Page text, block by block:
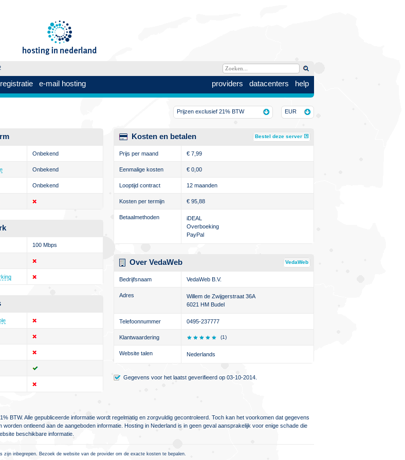
providers datacenters help
e-mail hosting
EUR
Prijzen exclusief 21% BTW
Onbekend
Onbekend
Onbekend
100 Mbps
Kosten en betalen Bestel deze server
Prijs per maand € 7,99
Eenmalige kosten € 0,00
Looptijd contract 12 maanden
Kosten per termijn € 95,88
Betaalmethoden
iDEAL
Overboeking
PayPal
Over VedaWeb VedaWeb
Bedrijfsnaam VedaWeb B.V.
Adres
Willem de Zwijgerstraat 36A
6021 HM Budel
Telefoonnummer 0495-237777
Klantwaardering (1)
Website talen Nederlands
Gegevens voor het laatst geverifieerd op 03-10-2014.
BTW. Alle gepubliceerde informatie wordt regelmatig en zorgvuldig gecontroleerd. Toch kan het voorkomen dat gegevens
ontleend aan de aangeboden informatie. Hosting in Nederland is in geen geval aansprakelijk voor enige schade die
beschikbare informatie.
inbegrepen. Bezoek de website van de provider om de exacte kosten te bepalen.